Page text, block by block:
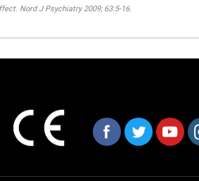
Nord J Psychiatry 2009; 63:5-16.